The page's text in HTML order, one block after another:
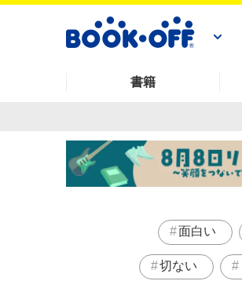
書籍
面白い
切ない